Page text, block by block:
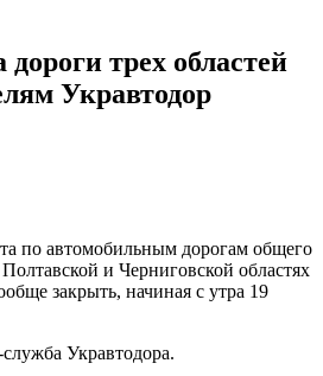
трех областей
Укравтодор
по автомобильным дорогам общего
и Черниговской областях
закрыть, начиная с утра 19
Укравтодора.